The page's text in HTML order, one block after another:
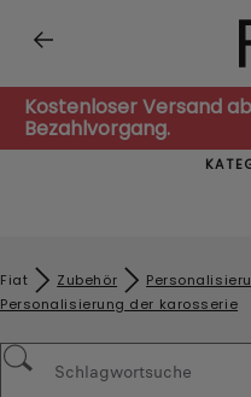
Kostenloser Versand
Bezahlvorgang.
Fiat Zubehör​
Personalisierung der karosserie